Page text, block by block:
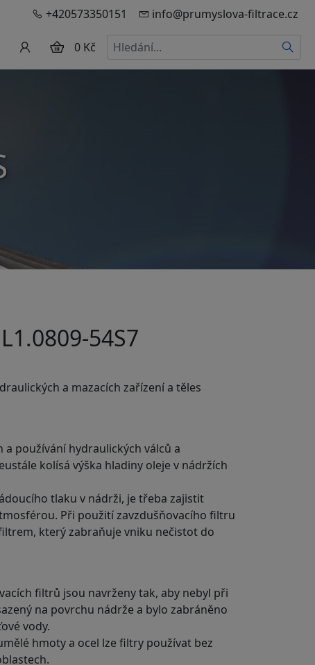
+420573350151 info@prumyslova-filtrace.cz
0 Kč Hledat
54S7
a mazacích zařízení a těles
používání hydraulických válců a
kolísá výška hladiny oleje v nádržích
tlaku v nádrži, je třeba zajistit
Při použití zavzdušňovacího filtru
který zabraňuje vniku nečistot do
filtrů jsou navrženy tak, aby nebyl při
na povrchu nádrže a bylo zabráněno
vody.
hmoty a ocel lze filtry používat bez